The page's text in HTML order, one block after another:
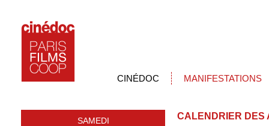
CINÉDOC MANIFESTATIONS
SAMEDI CALENDRIER DES